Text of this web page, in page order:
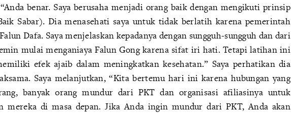
benar. Saya berusaha menjadi orang baik dengan mengikuti prinsip
Sabar). Dia menasehati saya untuk tidak berlatih karena pemerintah
Dafa. Saya menjelaskan kepadanya dengan sungguh-sungguh dan dari
mulai menganiaya Falun Gong karena sifat iri hati. Tetapi latihan ini
efek ajaib dalam meningkatkan kesehatan.” Saya perhatikan dia
Saya melanjutkan, “Kita bertemu hari ini karena hubungan yang
banyak orang mundur dari PKT dan organisasi afiliasinya untuk
mereka di masa depan. Jika Anda ingin mundur dari PKT, Anda akan